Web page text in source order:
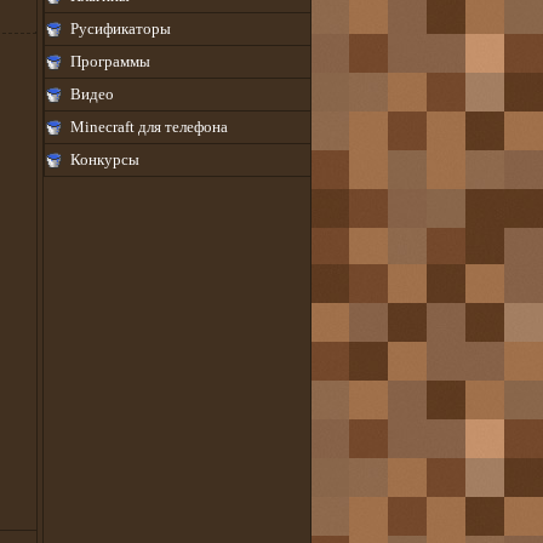
Русификаторы
Программы
Видео
Minecraft для телефона
Конкурсы